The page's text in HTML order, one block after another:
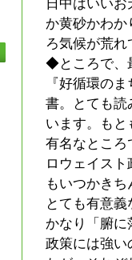
日中はいい
か黄砂かわ
ろ気候が荒
◆ところで、
『好循環の
書。とても読
います。も
有名なところ
ロウェイス
もいつかき
とても有意
かなり「腑
政策には強い